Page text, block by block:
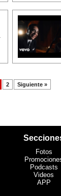
2 Siguiente »
Fotos
Podcasts
Videos
APP